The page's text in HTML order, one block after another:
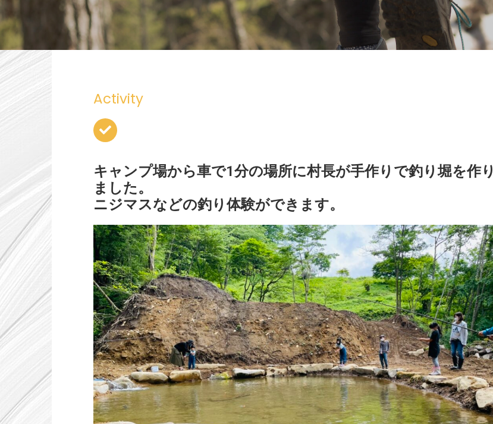
Activity
キャンプ場から車で1分の場所に村長が手作りで釣り堀を作り
ました。
ニジマスなどの釣り体験ができます。